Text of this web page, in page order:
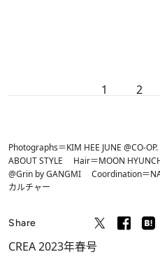
1 2
Photographs＝KIM HEE JUNE @CO-
ABOUT STYLE Hair＝MOON
@Grin by GANGMI Coordination＝
カルチャー
Share
CREA 2023年春号